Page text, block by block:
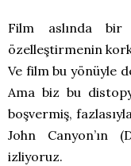
Film aslında
özelleştirmenin
Ve film bu yönüyle
Ama biz bu
boşvermiş,
John Canyon’ın
izliyoruz.